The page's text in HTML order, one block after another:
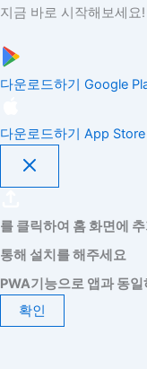
지금 바로 시작해보세요!
다운로드하기 Google
다운로드하기 App Store
를 클릭하여 홈 화면에
통해 설치를 해주세요
PWA기능으로 앱과 동
확인